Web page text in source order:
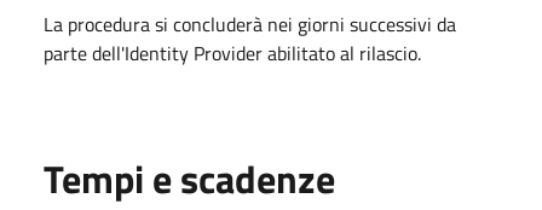
La procedura si concluderà nei giorni successivi da
parte dell'Identity Provider abilitato al rilascio.
Tempi e scadenze